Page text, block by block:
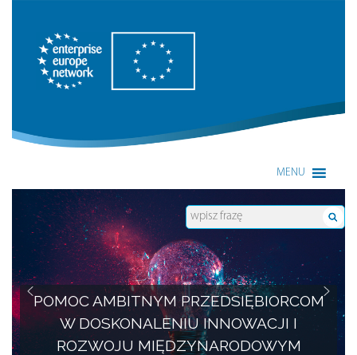
Enterprise Europe Network
MENU
POMOC AMBITNYM PRZEDSIĘBIORCOM
W DOSKONALENIU INNOWACJI I
ROZWOJU MIĘDZYNARODOWYM